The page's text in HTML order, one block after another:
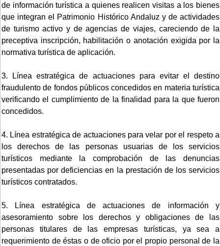
de información turística a quienes realicen visitas a los bienes
que integran el Patrimonio Histórico Andaluz y de actividades
de turismo activo y de agencias de viajes, careciendo de la
preceptiva inscripción, habilitación o anotación exigida por la
normativa turística de aplicación.
3. Línea estratégica de actuaciones para evitar el destino
fraudulento de fondos públicos concedidos en materia turística
verificando el cumplimiento de la finalidad para la que fueron
concedidos.
4. Línea estratégica de actuaciones para velar por el respeto a
los derechos de las personas usuarias de los servicios
turísticos mediante la comprobación de las denuncias
presentadas por deficiencias en la prestación de los servicios
turísticos contratados.
5. Línea estratégica de actuaciones de información y
asesoramiento sobre los derechos y obligaciones de las
personas titulares de las empresas turísticas, ya sea a
requerimiento de éstas o de oficio por el propio personal de la